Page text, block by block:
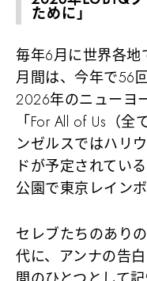
ために」
毎年6月に世界各地
月間は、今年で56
2026年のニューヨ
「For All of Us（
ンゼルスではハリ
ドが予定されてい
公園で東京レイン
セレブたちのあり
代に、アンナの告